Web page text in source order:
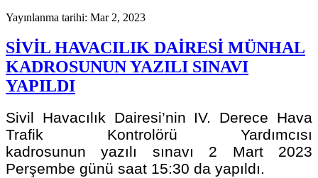
Yayınlanma tarihi: Mar 2, 2023
SİVİL HAVACILIK DAİRESİ MÜNHAL
KADROSUNUN YAZILI SINAVI
YAPILDI
Sivil Havacılık Dairesi’nin IV. Derece Hava
Trafik Kontrolörü Yardımcısı
kadrosunun yazılı sınavı 2 Mart 2023
Perşembe günü saat 15:30 da yapıldı.